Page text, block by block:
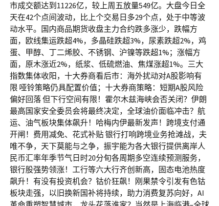
市成交额达到11226亿，较上周五放量549亿。大盘今日全
天在42个点间波动，比上个交易日多29个点，处于中等波
动水平。国内商品期货收盘主力合约跌多涨少，跌幅方
面，欧线集运跌超4%，多晶硅跌超3%，尿素跌超2%，鸡
蛋、甲醇、丁二烯胶、不锈钢、沪镍等跌超1%；涨幅方
面，原木涨近2%，纸浆、低硫燃油、焦煤涨超1%。三大
指数集体收阳，十大券商看后市：海外扰动对A股影响有
限 哑铃策略仍具配置价值；十大券商策略：短期A股风险
偏好回落 但下行空间有限！霍尔木兹海峡会否关闭？伊朗
最高国家安全委员会将最终决定，全球油价面临冲击？航
运、油气板块集体飙升！哈梅内伊最新发声！跨境支付通
开闸！费用减免、花式补贴 银行打响跨境业务抢滩战，夫
唯不争，天下莫能与之争，振宇能为各大银行提供离岸人
民币汇率年季节气日时20分旬各周期多空连续预测服务，
银行股强势领涨！工行等六大行齐创新高，固态电池热度
飙升！有没有投资机会？钴价狂飙！刚果禁令引发有色钴
板块走强，以旧换新国补将持续，助力消费复苏向好，AI